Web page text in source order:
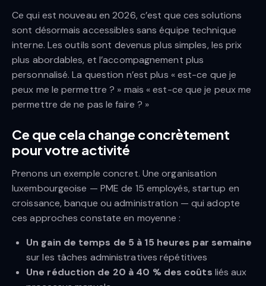
Ce qui est nouveau en 2026, c’est que ces solutions
sont désormais accessibles sans équipe technique
interne. Les outils sont devenus plus simples, les prix
plus abordables, et l’accompagnement plus
personnalisé. La question n’est plus « est-ce que je
peux me le permettre ? » mais « est-ce que je peux me
permettre de ne pas le faire ? »
Ce que cela change concrètement
pour votre activité
Prenons un exemple concret. Une organisation
luxembourgeoise — PME de 15 employés, startup en
croissance, banque ou administration — qui adopte
ces approches constate en moyenne :
Un gain de temps de 5 à 15 heures par semaine
sur les tâches administratives répétitives
Une réduction de 20 à 40 % des coûts liés aux